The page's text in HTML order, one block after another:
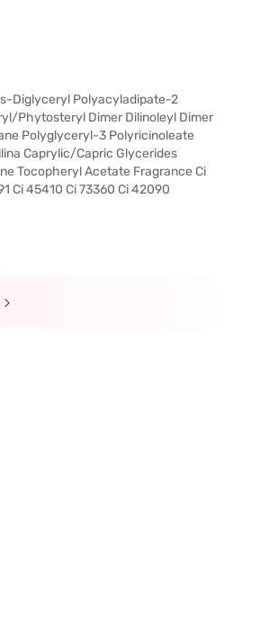
Diglyceryl Polyacyladipate-2
Phytosteryl Dimer Dilinoleyl Dimer
Polyglyceryl-3 Polyricinoleate
Caprylic/Capric Glycerides
Tocopheryl Acetate Fragrance Ci
Ci 45410 Ci 73360 Ci 42090